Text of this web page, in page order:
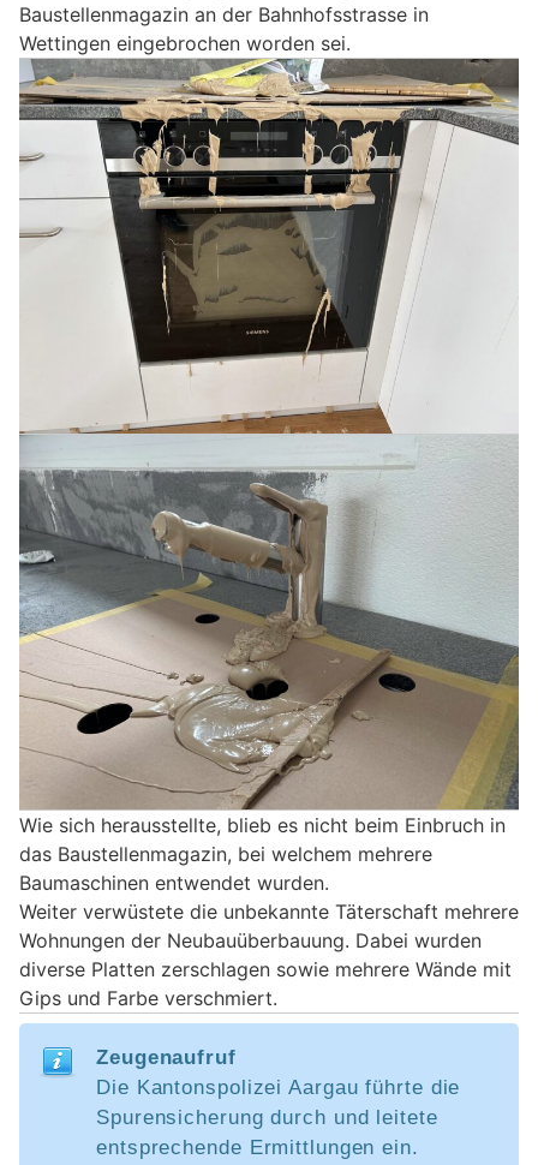
Baustellenmagazin an der Bahnhofsstrasse in
Wettingen eingebrochen worden sei.
Wie sich herausstellte, blieb es nicht beim Einbruch in
das Baustellenmagazin, bei welchem mehrere
Baumaschinen entwendet wurden.
Weiter verwüstete die unbekannte Täterschaft mehrere
Wohnungen der Neubauüberbauung. Dabei wurden
diverse Platten zerschlagen sowie mehrere Wände mit
Gips und Farbe verschmiert.
Zeugenaufruf
Die Kantonspolizei Aargau führte die
Spurensicherung durch und leitete
entsprechende Ermittlungen ein.